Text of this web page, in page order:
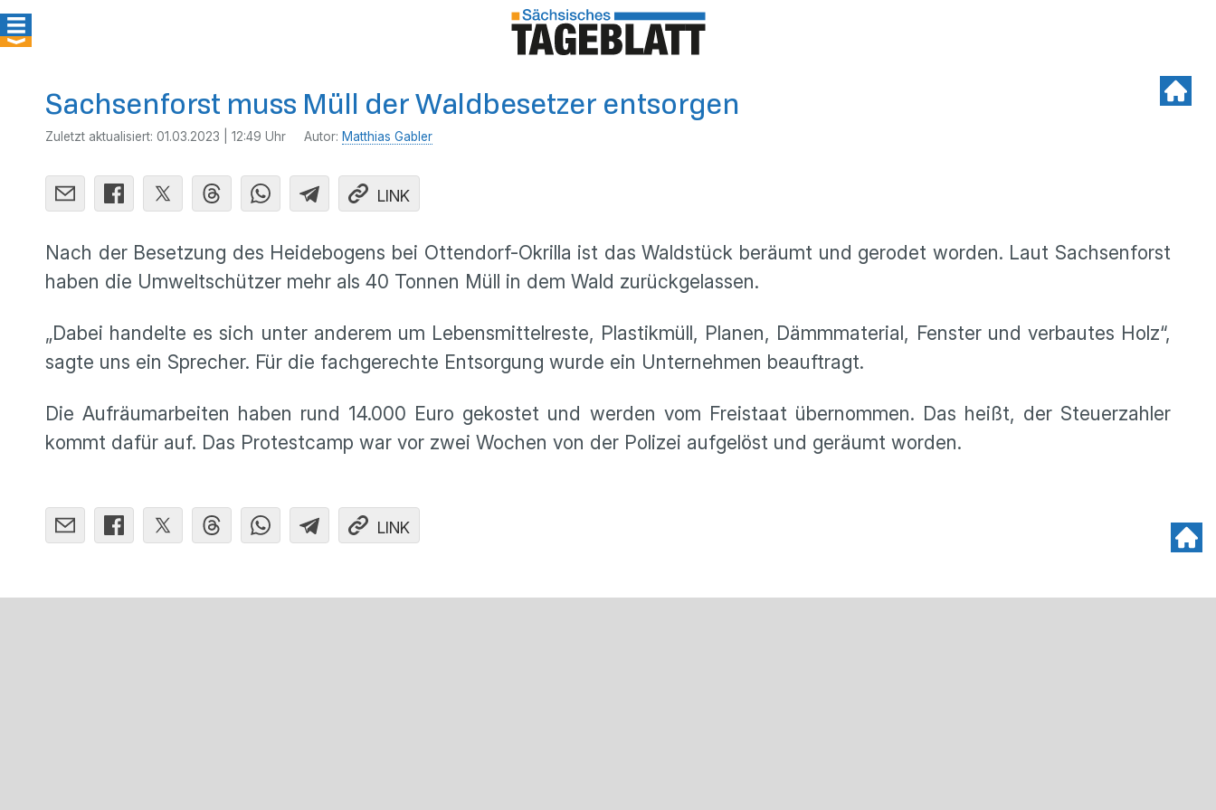
Sachsenforst muss Müll der Waldbesetzer entsorgen
Zuletzt aktualisiert: 01.03.2023 | 12:49 Uhr Autor: Matthias Gabler
LINK
Nach der Besetzung des Heidebogens bei Ottendorf-Okrilla ist das Waldstück beräumt und gerodet worden. Laut Sachsenforst
haben die Umweltschützer mehr als 40 Tonnen Müll in dem Wald zurückgelassen.
„Dabei handelte es sich unter anderem um Lebensmittelreste, Plastikmüll, Planen, Dämmmaterial, Fenster und verbautes Holz“,
sagte uns ein Sprecher. Für die fachgerechte Entsorgung wurde ein Unternehmen beauftragt.
Die Aufräumarbeiten haben rund 14.000 Euro gekostet und werden vom Freistaat übernommen. Das heißt, der Steuerzahler
kommt dafür auf. Das Protestcamp war vor zwei Wochen von der Polizei aufgelöst und geräumt worden.
LINK